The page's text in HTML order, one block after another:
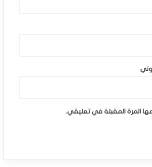
المرة المقبلة في تعليقي.